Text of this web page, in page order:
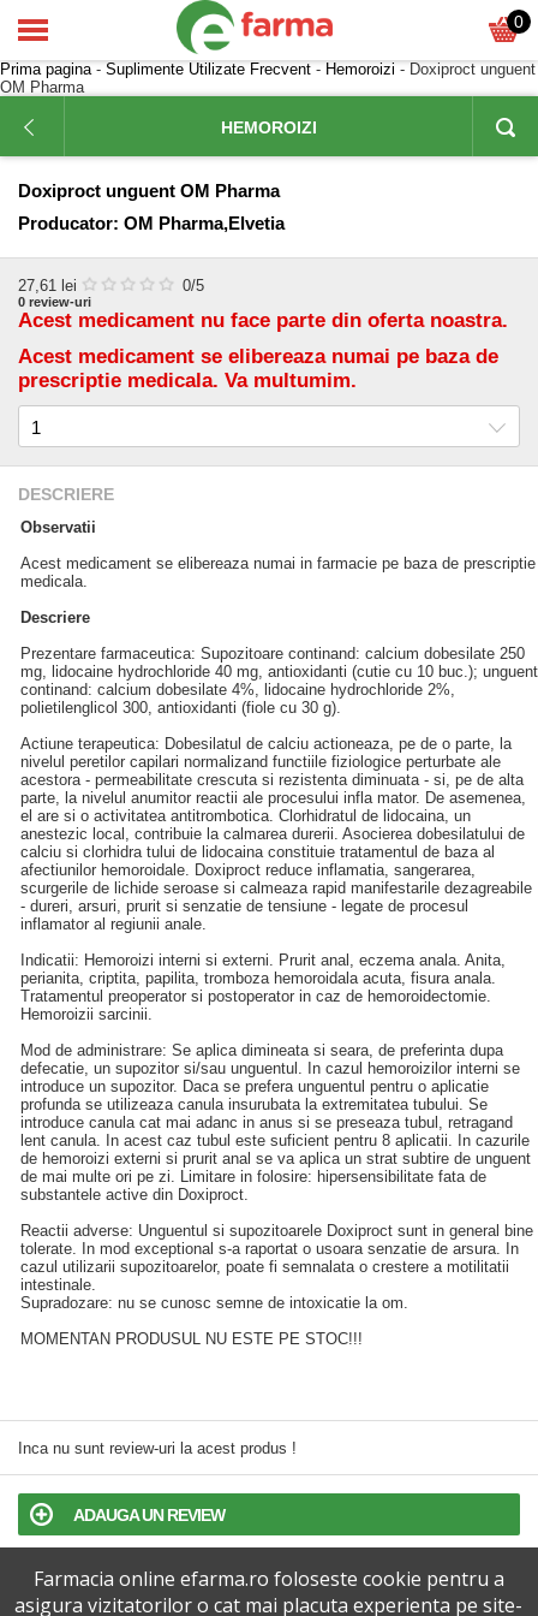
0
Prima pagina- Suplimente Utilizate Frecvent - Hemoroizi - Doxiproct unguent
OM Pharma
HEMOROIZI
Doxiproct unguent OM Pharma
Producator: OM Pharma,Elvetia
27,61 lei 0/5
0 review-uri
Acest medicament nu face parte din oferta noastra.
Acest medicament se elibereaza numai pe baza de
prescriptie medicala. Va multumim.
DESCRIERE
Observatii
Acest medicament se elibereaza numai in farmacie pe baza de prescriptie
medicala.
Descriere
Prezentare farmaceutica: Supozitoare continand: calcium dobesilate 250
mg, lidocaine hydrochloride 40 mg, antioxidanti (cutie cu 10 buc.); unguent
continand: calcium dobesilate 4%, lidocaine hydrochloride 2%,
polietilenglicol 300, antioxidanti (fiole cu 30 g).
Actiune terapeutica: Dobesilatul de calciu actioneaza, pe de o parte, la
nivelul peretilor capilari normalizand functiile fiziologice perturbate ale
acestora - permeabilitate crescuta si rezistenta diminuata - si, pe de alta
parte, la nivelul anumitor reactii ale procesului infla mator. De asemenea,
el are si o activitatea antitrombotica. Clorhidratul de lidocaina, un
anestezic local, contribuie la calmarea durerii. Asocierea dobesilatului de
calciu si clorhidra tului de lidocaina constituie tratamentul de baza al
afectiunilor hemoroidale. Doxiproct reduce inflamatia, sangerarea,
scurgerile de lichide seroase si calmeaza rapid manifestarile dezagreabile
- dureri, arsuri, prurit si senzatie de tensiune - legate de procesul
inflamator al regiunii anale.
Indicatii: Hemoroizi interni si externi. Prurit anal, eczema anala. Anita,
perianita, criptita, papilita, tromboza hemoroidala acuta, fisura anala.
Tratamentul preoperator si postoperator in caz de hemoroidectomie.
Hemoroizii sarcinii.
Mod de administrare: Se aplica dimineata si seara, de preferinta dupa
defecatie, un supozitor si/sau unguentul. In cazul hemoroizilor interni se
introduce un supozitor. Daca se prefera unguentul pentru o aplicatie
profunda se utilizeaza canula insurubata la extremitatea tubului. Se
introduce canula cat mai adanc in anus si se preseaza tubul, retragand
lent canula. In acest caz tubul este suficient pentru 8 aplicatii. In cazurile
de hemoroizi externi si prurit anal se va aplica un strat subtire de unguent
de mai multe ori pe zi. Limitare in folosire: hipersensibilitate fata de
substantele active din Doxiproct.
Reactii adverse: Unguentul si supozitoarele Doxiproct sunt in general bine
tolerate. In mod exceptional s-a raportat o usoara senzatie de arsura. In
cazul utilizarii supozitoarelor, poate fi semnalata o crestere a motilitatii
intestinale.
Supradozare: nu se cunosc semne de intoxicatie la om.
MOMENTAN PRODUSUL NU ESTE PE STOC!!!
Inca nu sunt review-uri la acest produs !
ADAUGA UN REVIEW
TERMENI SI CONDITII
Farmacia online efarma.ro foloseste cookie pentru a
asigura vizitatorilor o cat mai placuta experienta pe site-